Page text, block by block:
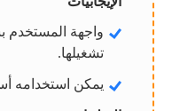
واجهة
تشغيلها.
يمكن استخدامه